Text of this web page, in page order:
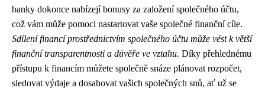
banky dokonce nabízejí bonusy za založení společného účtu,
což vám může pomoci nastartovat vaše společné finanční cíle.
Sdílení financí prostřednictvím společného účtu může vést k větší
finanční transparentnosti a důvěře ve vztahu. Díky přehlednému
přístupu k financím můžete společně snáze plánovat rozpočet,
sledovat výdaje a dosahovat vašich společných snů, ať už se